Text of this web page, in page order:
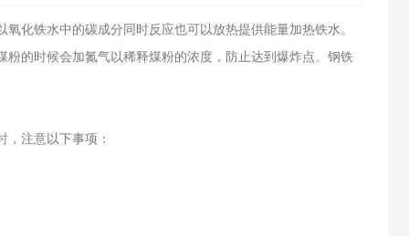
化铁水中的碳成分同时反应也可以放热提供能量加热铁水。
的时候会加氮气以稀释煤粉的浓度，防止达到爆炸点。钢铁
注意以下事项：